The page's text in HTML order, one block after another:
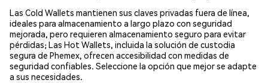
Las Cold Wallets mantienen sus claves privadas fuera de línea,
ideales para almacenamiento a largo plazo con seguridad
mejorada, pero requieren almacenamiento seguro para evitar
pérdidas; Las Hot Wallets, incluida la solución de custodia
segura de Phemex, ofrecen accesibilidad con medidas de
seguridad confiables. Seleccione la opción que mejor se adapte
a sus necesidades.